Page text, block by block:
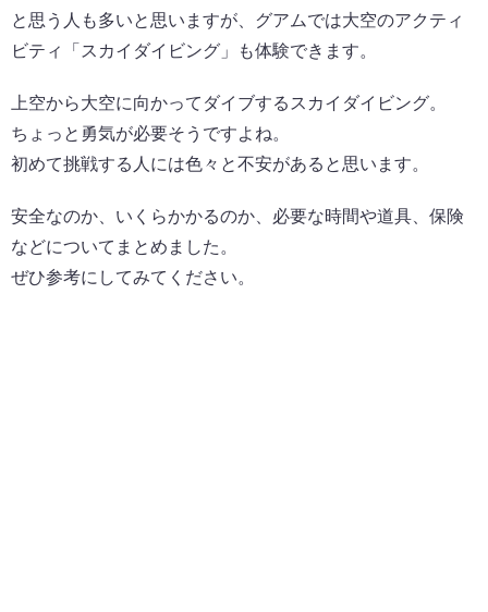
と思う人も多いと思いますが、グアムでは大空のアクティ
ビティ「スカイダイビング」も体験できます。
上空から大空に向かってダイブするスカイダイビング。
ちょっと勇気が必要そうですよね。
初めて挑戦する人には色々と不安があると思います。
安全なのか、いくらかかるのか、必要な時間や道具、保険
などについてまとめました。
ぜひ参考にしてみてください。